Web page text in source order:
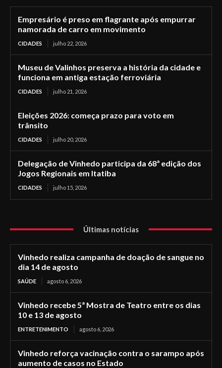
Empresário é preso em flagrante após empurrar
namorada de carro em movimento
CIDADES julho 22, 2026
Museu de Valinhos preserva a história da cidade e
funciona em antiga estação ferroviária
CIDADES julho 21, 2026
Eleições 2026: começa prazo para voto em
trânsito
CIDADES julho 20, 2026
Delegação de Vinhedo participa da 68ª edição dos
Jogos Regionais em Itatiba
CIDADES julho 15, 2026
Últimas notícias
Vinhedo realiza campanha de doação de sangue no
dia 14 de agosto
SAÚDE agosto 6, 2026
Vinhedo recebe 5ª Mostra de Teatro entre os dias
10 e 13 de agosto
ENTRETENIMENTO agosto 6, 2026
Vinhedo reforça vacinação contra o sarampo após
aumento de casos no Estado